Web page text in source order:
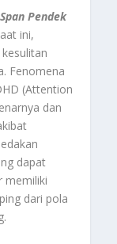
Pendek
ini,
Fenomena
(Attention
dan
dapat
memiliki
dari pola